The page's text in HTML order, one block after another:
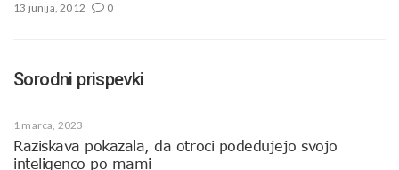
13 junija, 2012 0
Sorodni prispevki
1 marca, 2023
Raziskava pokazala, da otroci podedujejo svojo
inteligenco po mami